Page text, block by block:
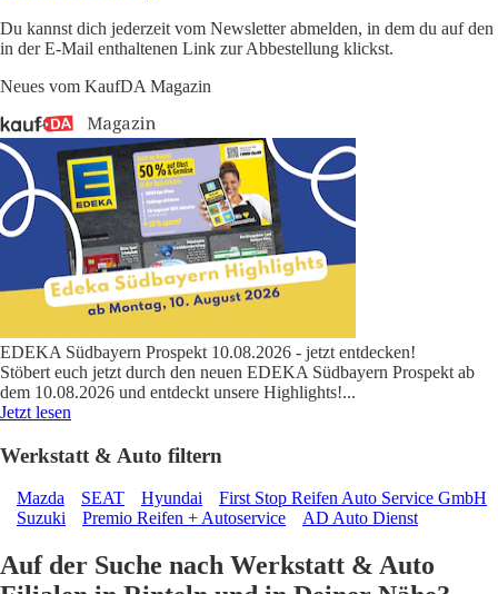
Du kannst dich jederzeit vom Newsletter abmelden, in dem du auf den
in der E-Mail enthaltenen Link zur Abbestellung klickst.
Neues vom KaufDA Magazin
EDEKA Südbayern Prospekt 10.08.2026 - jetzt entdecken!
Stöbert euch jetzt durch den neuen EDEKA Südbayern Prospekt ab
dem 10.08.2026 und entdeckt unsere Highlights!...
Jetzt lesen
Werkstatt & Auto filtern
Mazda SEAT Hyundai
First Stop Reifen Auto Service GmbH
Suzuki
Premio Reifen + Autoservice AD Auto Dienst
Auf der Suche nach Werkstatt & Auto